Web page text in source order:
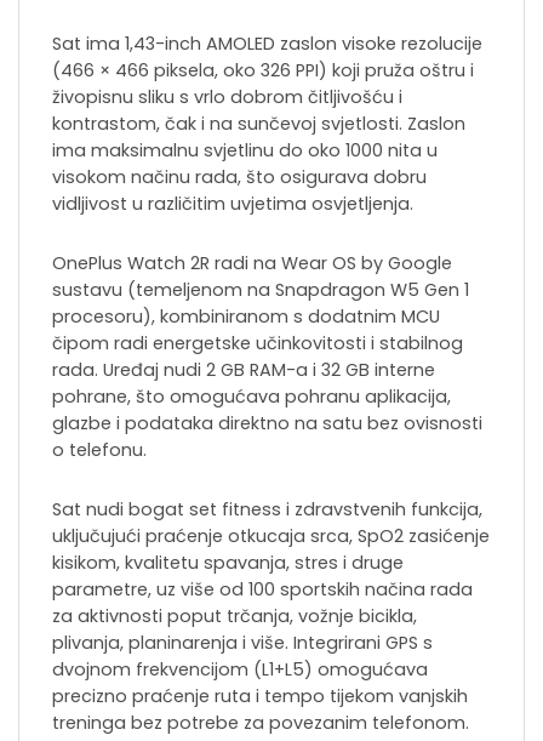
Sat ima 1,43-inch AMOLED zaslon visoke rezolucije
(466 × 466 piksela, oko 326 PPI) koji pruža oštru i
živopisnu sliku s vrlo dobrom čitljivošću i
kontrastom, čak i na sunčevoj svjetlosti. Zaslon
ima maksimalnu svjetlinu do oko 1000 nita u
visokom načinu rada, što osigurava dobru
vidljivost u različitim uvjetima osvjetljenja.
OnePlus Watch 2R radi na Wear OS by Google
sustavu (temeljenom na Snapdragon W5 Gen 1
procesoru), kombiniranom s dodatnim MCU
čipom radi energetske učinkovitosti i stabilnog
rada. Uređaj nudi 2 GB RAM-a i 32 GB interne
pohrane, što omogućava pohranu aplikacija,
glazbe i podataka direktno na satu bez ovisnosti
o telefonu.
Sat nudi bogat set fitness i zdravstvenih funkcija,
uključujući praćenje otkucaja srca, SpO2 zasićenje
kisikom, kvalitetu spavanja, stres i druge
parametre, uz više od 100 sportskih načina rada
za aktivnosti poput trčanja, vožnje bicikla,
plivanja, planinarenja i više. Integrirani GPS s
dvojnom frekvencijom (L1+L5) omogućava
precizno praćenje ruta i tempo tijekom vanjskih
treninga bez potrebe za povezanim telefonom.